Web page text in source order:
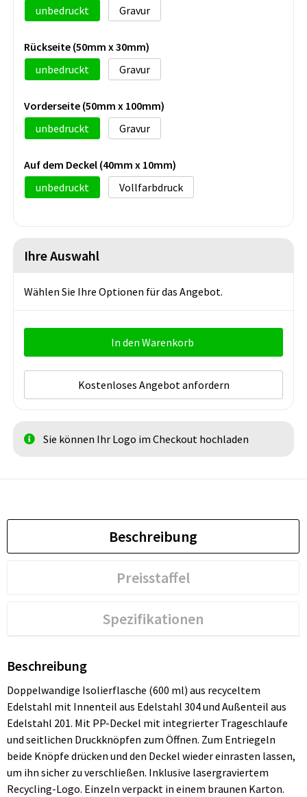
unbedruckt Gravur
Rückseite (50mm x 30mm)
unbedruckt
Gravur
Vorderseite (50mm x 100mm)
unbedruckt
Gravur
Auf dem Deckel (40mm x 10mm)
unbedruckt
Vollfarbdruck
Ihre Auswahl
Wählen Sie Ihre Optionen für das Angebot.
In den Warenkorb
Kostenloses Angebot anfordern
Sie können Ihr Logo im Checkout hochladen
Beschreibung
Preisstaffel
Spezifikationen
Beschreibung
Doppelwandige Isolierflasche (600 ml) aus recyceltem
Edelstahl mit Innenteil aus Edelstahl 304 und Außenteil aus
Edelstahl 201. Mit PP-Deckel mit integrierter Trageschlaufe
und seitlichen Druckknöpfen zum Öffnen. Zum Entriegeln
beide Knöpfe drücken und den Deckel wieder einrasten lassen,
um ihn sicher zu verschließen. Inklusive lasergraviertem
Recycling-Logo. Einzeln verpackt in einem braunen Karton.